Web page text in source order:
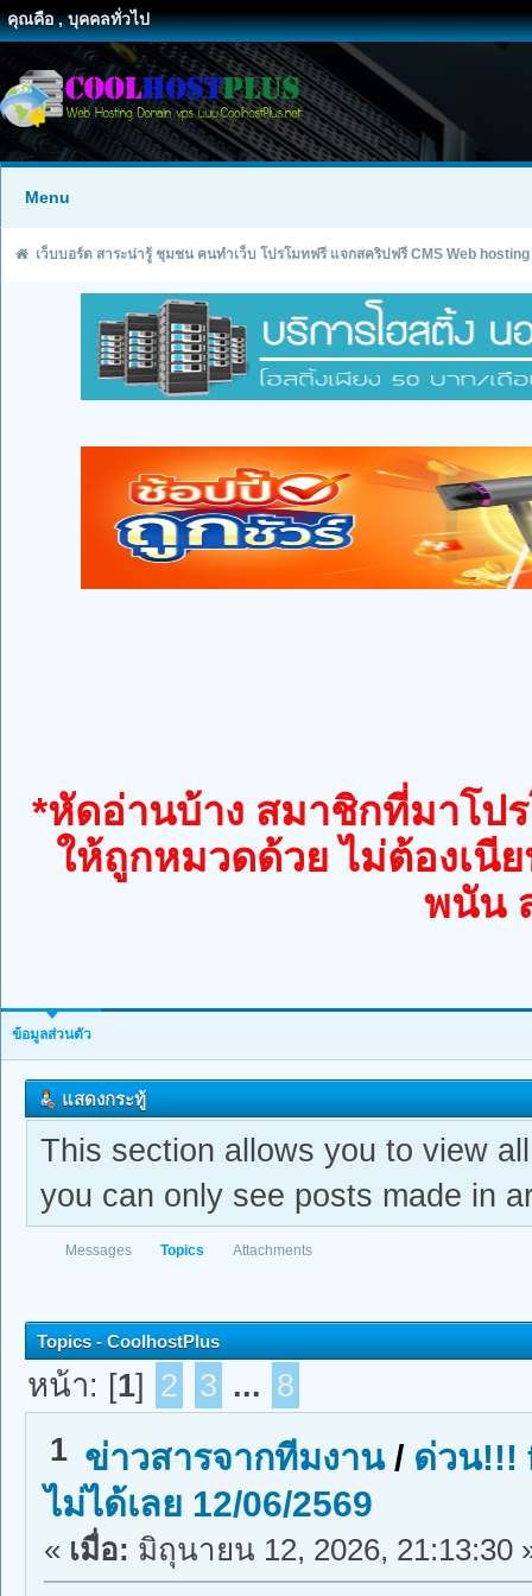
คุณคือ , บุคคลทั่วไป
Menu
เว็บบอร์ด สาระน่ารู้ ชุมชน คนทำเว็บ โปรโมทฟรี แจกสคริปฟรี CMS Web hosting
*หัดอ่านบ้าง สมาชิกที่มาโป
ให้ถูกหมวดด้วย ไม่ต้องเนี
พนัน
ข้อมูลส่วนตัว
แสดงกระทู้
This section allows you to view
you can only see posts made in
Messages Topics Attachments
Topics - CoolhostPlus
หน้า: [1] 2 3 ... 8
1 ข่าวสารจากทีมงาน/ ด่วน!!!
ไม่ได้เลย 12/06/2569
« เมื่อ: มิถุนายน 12, 2026, 21:13:30